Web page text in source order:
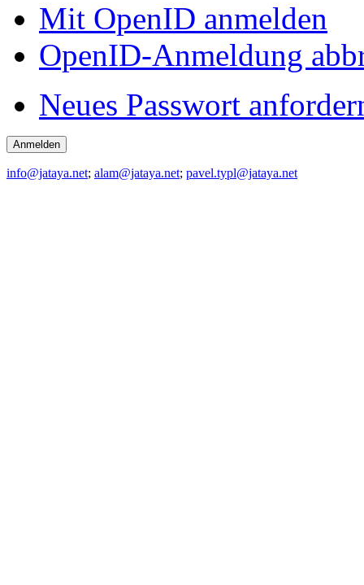
Mit OpenID anmelden
OpenID-Anmeldung
Neues Passwort
info@jataya.net; alam@jataya.net; pavel.typl@jataya.net